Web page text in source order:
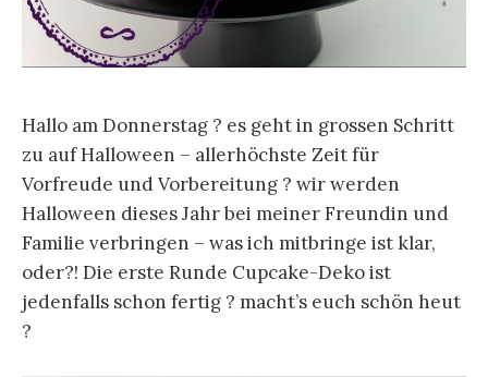
Hallo am Donnerstag ? es geht in grossen Schritt
zu auf Halloween – allerhöchste Zeit für
Vorfreude und Vorbereitung ? wir werden
Halloween dieses Jahr bei meiner Freundin und
Familie verbringen – was ich mitbringe ist klar,
oder?! Die erste Runde Cupcake-Deko ist
jedenfalls schon fertig ? macht’s euch schön heut
?